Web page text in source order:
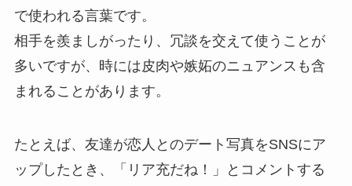
で使われる言葉です。
相手を羨ましがったり、冗談を交えて使うことが
多いですが、時には皮肉や嫉妬のニュアンスも含
まれることがあります。
たとえば、友達が恋人とのデート写真をSNSにア
ップしたとき、「リア充だね！」とコメントする